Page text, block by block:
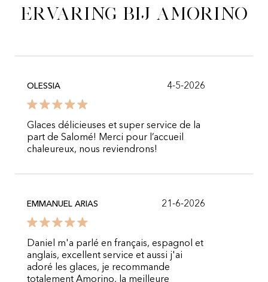
ervaring bij Amorino
OLESSIA 4-5-2026
Glaces délicieuses et super service de la
part de Salomé! Merci pour l’accueil
chaleureux, nous reviendrons!
EMMANUEL ARIAS 21-6-2026
Daniel m'a parlé en français, espagnol et
anglais, excellent service et aussi j'ai
adoré les glaces, je recommande
totalement Amorino, la meilleure